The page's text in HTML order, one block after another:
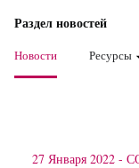
Раздел новостей
Новости Ресурсы
27 Января 2022 -